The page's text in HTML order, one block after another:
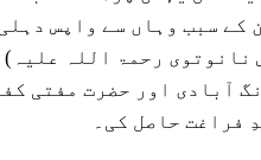
سبب وہاں سے واپس
رحمۃ اللہ
آبادی اور حضرت مفتی